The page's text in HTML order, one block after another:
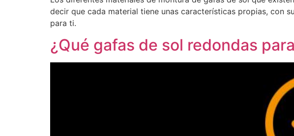
decir que cada material tiene unas características propias, con
para ti.
¿Qué gafas de sol redondas